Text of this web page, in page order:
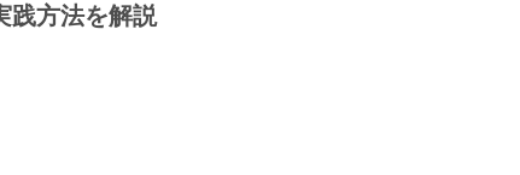
践方法を解説